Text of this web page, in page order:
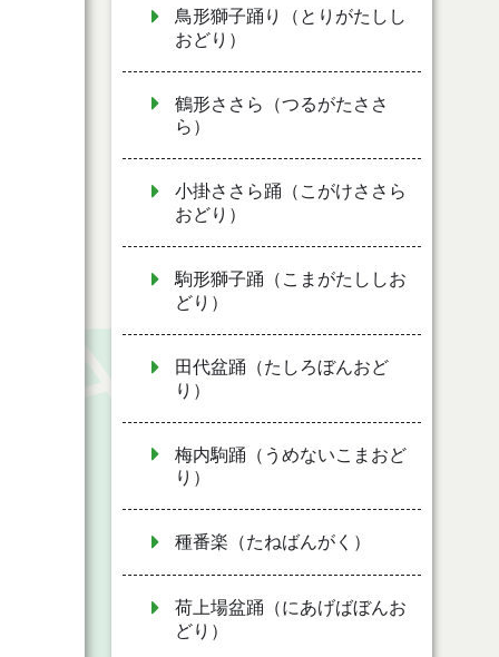
鳥形獅子踊り（とりがたしし
おどり）
鶴形ささら（つるがたささ
ら）
小掛ささら踊（こがけささら
おどり）
駒形獅子踊（こまがたししお
どり）
田代盆踊（たしろぼんおど
り）
梅内駒踊（うめないこまおど
り）
種番楽（たねばんがく）
荷上場盆踊（にあげばぼんお
どり）